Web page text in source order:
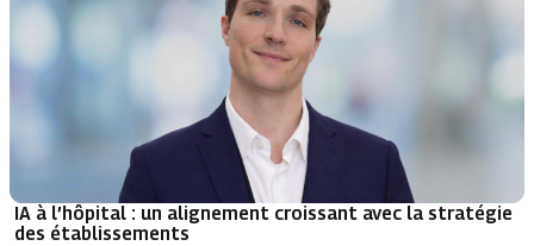
IA à l’hôpital : un alignement croissant avec la stratégie
des établissements